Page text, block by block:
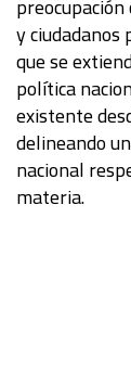
y ciudadanos
que se
política
existente
delineando
nacional
materia.